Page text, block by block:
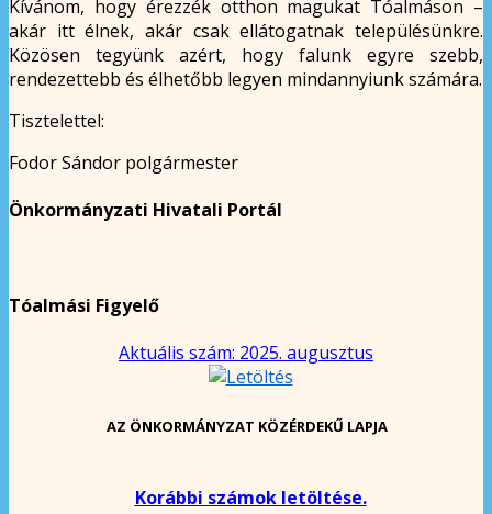
Kívánom, hogy érezzék otthon magukat Tóalmáson –
akár itt élnek, akár csak ellátogatnak településünkre.
Közösen tegyünk azért, hogy falunk egyre szebb,
rendezettebb és élhetőbb legyen mindannyiunk számára.
Tisztelettel:
Fodor Sándor polgármester
Önkormányzati Hivatali Portál
Tóalmási Figyelő
Aktuális szám: 2025. augusztus
AZ ÖNKORMÁNYZAT KÖZÉRDEKŰ LAPJA
Korábbi számok letöltése.